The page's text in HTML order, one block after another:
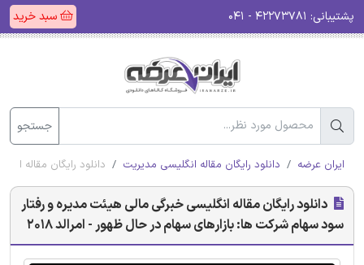
پشتیبانی: سبد خرید
جستجو
ایران عرضه دانلود رایگان مقاله انگلیسی مدیریت دانلود رایگان مقاله
دانلود رایگان مقاله انگلیسی خبرگی مالی هیئت مدیره و رفتار
سود سهام شرکت ها: بازارهای سهام در حال ظهور - امرالد 2018